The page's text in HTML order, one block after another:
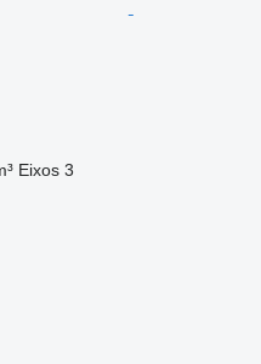
Eixos 3